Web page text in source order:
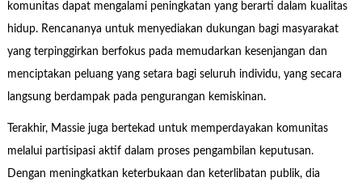
komunitas dapat mengalami peningkatan yang berarti dalam kualitas
hidup. Rencananya untuk menyediakan dukungan bagi masyarakat
yang terpinggirkan berfokus pada memudarkan kesenjangan dan
menciptakan peluang yang setara bagi seluruh individu, yang secara
langsung berdampak pada pengurangan kemiskinan.
Terakhir, Massie juga bertekad untuk memperdayakan komunitas
melalui partisipasi aktif dalam proses pengambilan keputusan.
Dengan meningkatkan keterbukaan dan keterlibatan publik, dia